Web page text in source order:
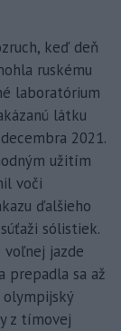
keď deň
ruskému
laboratórium
látku
2021.
užitím
voči
ďalšieho
sólistiek.
jazde
prepadla sa až
z tímovej